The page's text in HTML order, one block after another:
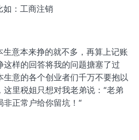
如：工商注销
生意本来挣的就不多，再算上记账
这样的回答将我的问题搪塞了过
生意的各个创业者们千万不要抱以
里税姐只想对我老弟说：“老弟
正常户给你留坑！“